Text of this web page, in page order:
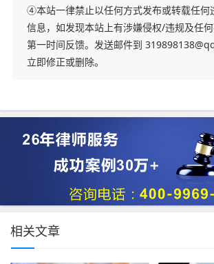
④本站一律禁止以任何方式发布或转载任何
信息，如发现本站上有涉嫌侵权/违规及任
第一时间反馈。发送邮件到
立即修正或删除。
相关文章